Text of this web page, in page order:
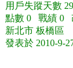
用戶失蹤天數
點數 0 戰績 0
新北市 板橋區
發表於 2010-9-